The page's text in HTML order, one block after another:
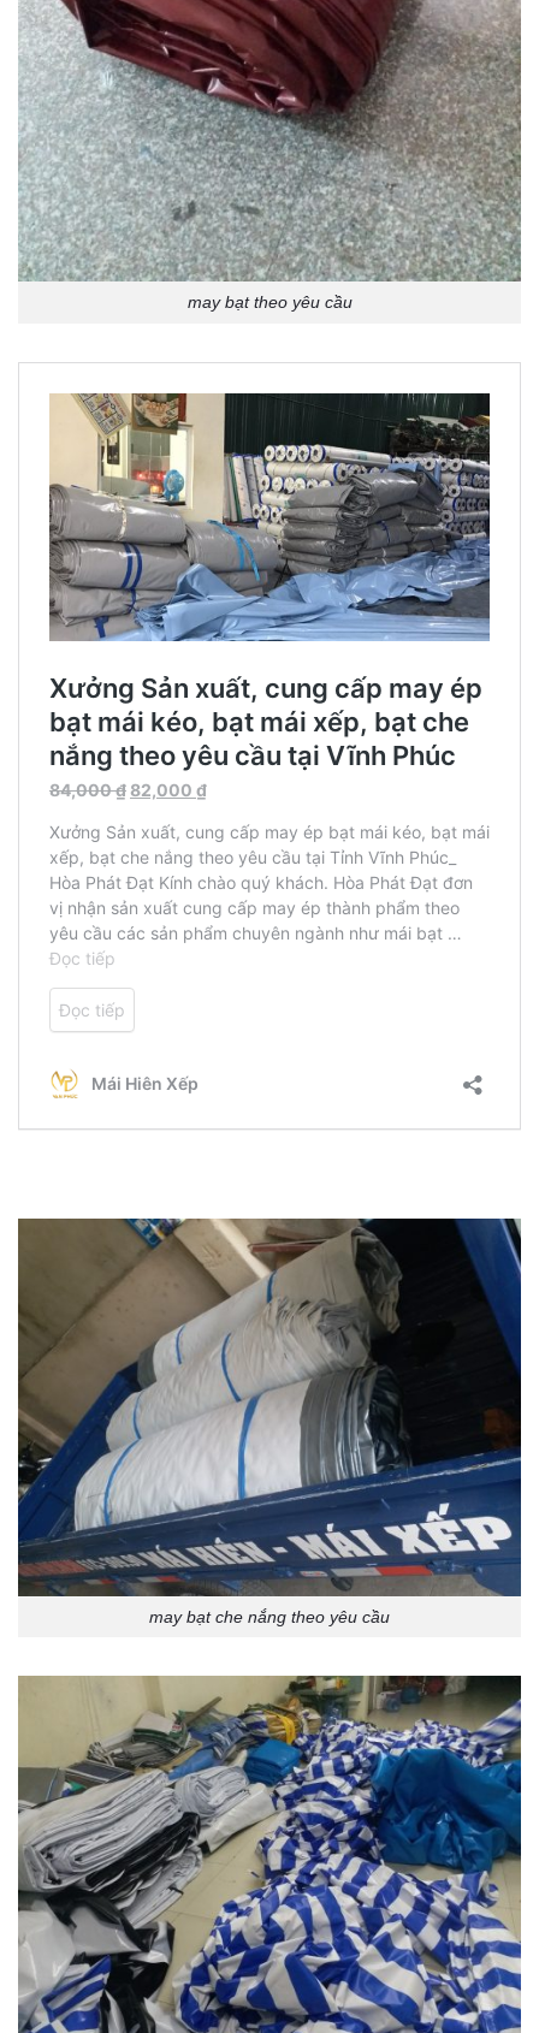
may bạt theo yêu cầu
may bạt che nắng theo yêu cầu